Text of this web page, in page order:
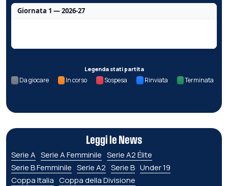
Giornata 1 — 2026-27
Legenda stati partita
Da giocare In corso Sospesa Rinviata Terminata
Leggi le News
Serie A Serie A Femminile Serie A2 Élite
Serie B Femminile Serie A2 Serie B Under 19
Coppa Italia Coppa della Divisione